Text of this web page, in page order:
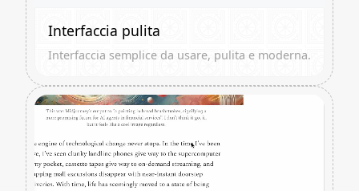
Interfaccia pulita
Interfaccia semplice da usare, pulita e moderna.